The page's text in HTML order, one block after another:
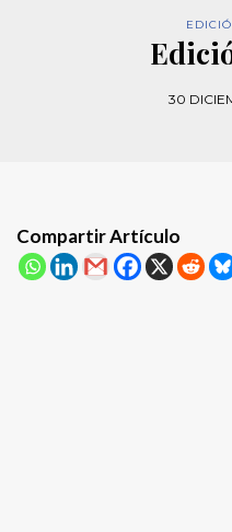
30
Compartir Artículo